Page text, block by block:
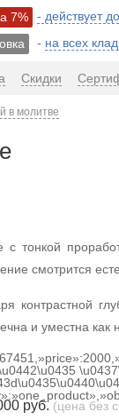
7%
- действует
- на всех
Скидки
в молитве
тонкой
смотрится
контрастной
и уместна
руб. (цена без